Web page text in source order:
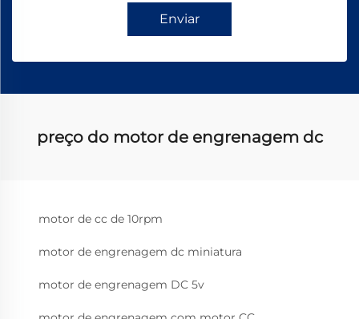
Enviar
preço do motor de engrenagem dc
motor de cc de 10rpm
motor de engrenagem dc miniatura
motor de engrenagem DC 5v